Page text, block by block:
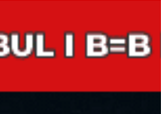
titiz, anlaşılır...